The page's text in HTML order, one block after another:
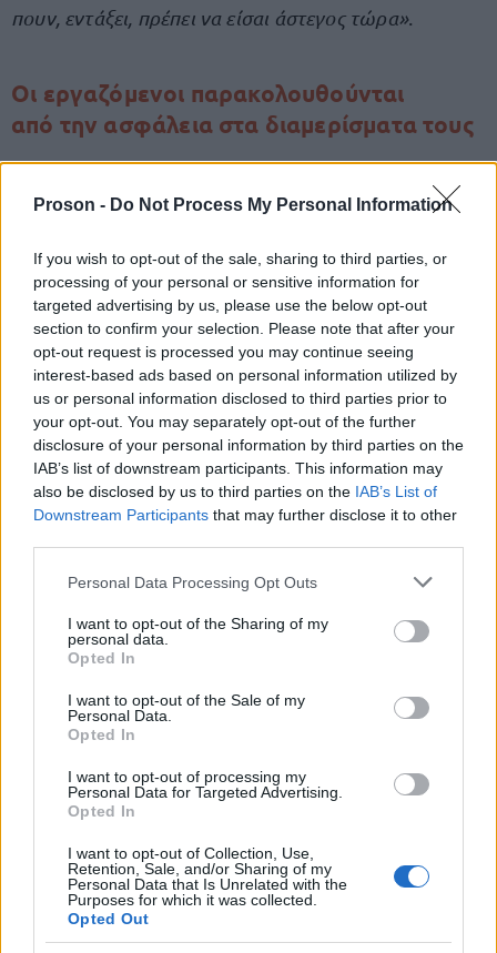
Proson - Do Not Process My Personal Information
If you wish to opt-out of the sale, sharing to third parties, or
processing of your personal or sensitive information for
targeted advertising by us, please use the below opt-out
section to confirm your selection. Please note that after your
opt-out request is processed you may continue seeing
interest-based ads based on personal information utilized by
us or personal information disclosed to third parties prior to
your opt-out. You may separately opt-out of the further
disclosure of your personal information by third parties on the
IAB’s list of downstream participants. This information may
also be disclosed by us to third parties on the IAB’s List of
Downstream Participants that may further disclose it to other
Please note that this website/app uses one or more Google
not limited to your visit or usage behaviour. You may click to
grant or deny consent to Google and its third-party tags to
use your data for below specified purposes in below Google
consent section.
Personal Data Processing Opt Outs
I want to opt-out of the Sharing of my
personal data.
Opted In
I want to opt-out of the Sale of my
Personal Data.
Opted In
I want to opt-out of processing my
Personal Data for Targeted Advertising.
Opted In
I want to opt-out of Collection, Use,
Retention, Sale, and/or Sharing of my
Personal Data that Is Unrelated with the
Purposes for which it was collected.
Opted Out
πουν, εντάξει, πρέπει να είσαι άστεγος τώρα».
Οι εργαζόμενοι παρακολουθούνται
από την ασφάλεια στα διαμερίσματα τους
επιτρέπεται να δέχονται επισκέπτες στα
παρακολουθούνται από την ασφάλεια .«Έχουν
ασφάλεια που περνά από τα διαμερίσματα δύο με
τρεις φορές την ημέρα για να βεβαιωθούν ότι δεν
έχουν επισκέπτες», πρόσθεσε.
Οι εργαζόμενοι από το εξωτερικό έχουν αναφέρει
ότι αντιμετωπίζουν παρενόχληση, εκφοβισμό και
έντονες πιέσεις όσον αφορά την παραγωγικότητα
στην Teleperformance στην Ελλάδα.
«Το άγχος γίνεται μέρος της ζωής σου»
, είπε η Ράνια,
μετανάστρια εργαζόμενη στην
Teleperformance
, στο Rest of World το 2021.
μηνών, γιατί μπορεί να απολυθείς στη μέση της
σύμβασης. Τίποτα δεν είναι δεδομένο, τίποτα δεν
είναι εγγυημένο».
μόνιμες συμβάσεις εργασίας,